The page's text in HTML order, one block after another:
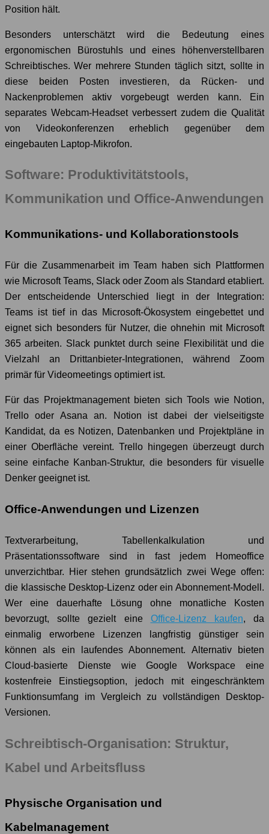
Position hält.
Besonders unterschätzt wird die Bedeutung eines
ergonomischen Bürostuhls und eines höhenverstellbaren
Schreibtisches. Wer mehrere Stunden täglich sitzt, sollte in
diese beiden Posten investieren, da Rücken- und
Nackenproblemen aktiv vorgebeugt werden kann. Ein
separates Webcam-Headset verbessert zudem die Qualität
von Videokonferenzen erheblich gegenüber dem
eingebauten Laptop-Mikrofon.
Software: Produktivitätstools,
Kommunikation und Office-Anwendungen
Kommunikations- und Kollaborationstools
Für die Zusammenarbeit im Team haben sich Plattformen
wie Microsoft Teams, Slack oder Zoom als Standard etabliert.
Der entscheidende Unterschied liegt in der Integration:
Teams ist tief in das Microsoft-Ökosystem eingebettet und
eignet sich besonders für Nutzer, die ohnehin mit Microsoft
365 arbeiten. Slack punktet durch seine Flexibilität und die
Vielzahl an Drittanbieter-Integrationen, während Zoom
primär für Videomeetings optimiert ist.
Für das Projektmanagement bieten sich Tools wie Notion,
Trello oder Asana an. Notion ist dabei der vielseitigste
Kandidat, da es Notizen, Datenbanken und Projektpläne in
einer Oberfläche vereint. Trello hingegen überzeugt durch
seine einfache Kanban-Struktur, die besonders für visuelle
Denker geeignet ist.
Office-Anwendungen und Lizenzen
Textverarbeitung, Tabellenkalkulation und
Präsentationssoftware sind in fast jedem Homeoffice
unverzichtbar. Hier stehen grundsätzlich zwei Wege offen:
die klassische Desktop-Lizenz oder ein Abonnement-Modell.
Wer eine dauerhafte Lösung ohne monatliche Kosten
bevorzugt, sollte gezielt eine Office-Lizenz kaufen, da
einmalig erworbene Lizenzen langfristig günstiger sein
können als ein laufendes Abonnement. Alternativ bieten
Cloud-basierte Dienste wie Google Workspace eine
kostenfreie Einstiegsoption, jedoch mit eingeschränktem
Funktionsumfang im Vergleich zu vollständigen Desktop-
Versionen.
Schreibtisch-Organisation: Struktur,
Kabel und Arbeitsfluss
Physische Organisation und
Kabelmanagement